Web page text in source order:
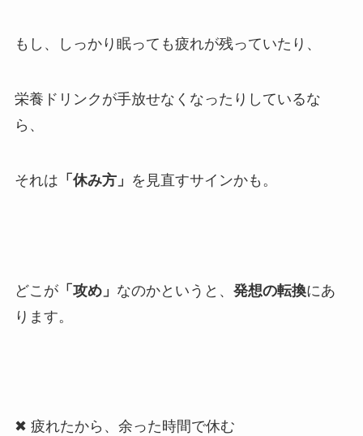
もし、しっかり眠っても疲れが残っていたり、
栄養ドリンクが手放せなくなったりしているな
ら、
それは 「休み方」 を見直すサインかも。
どこが「攻め」 なのかというと、 発想の転換にあ
ります。
✖ 疲れたから、余った時間で休む